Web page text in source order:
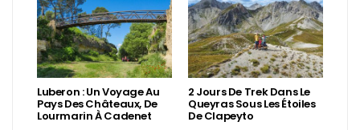
Luberon : Un Voyage Au
Pays Des Châteaux, De
Lourmarin À Cadenet
2 Jours De Trek Dans Le
Queyras Sous Les Étoiles
De Clapeyto